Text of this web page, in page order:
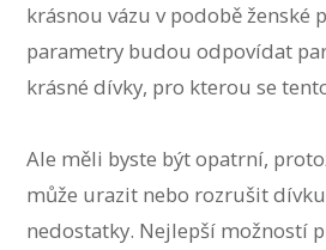
krásnou vázu v podobě ženské
parametry budou odpovídat
krásné dívky, pro kterou se
Ale měli byste být opatrní,
může urazit nebo rozrušit
nedostatky. Nejlepší možností